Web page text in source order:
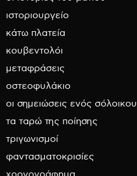
ιστοριουργείο
κάτω πλατεία
κουβεντολόι
μεταφράσεις
οστεοφυλάκιο
οι σημειώσεις ενός σόλοικου
τα ταρώ της ποίησης
τριγωνισμοί
φαντασματοκρισίες